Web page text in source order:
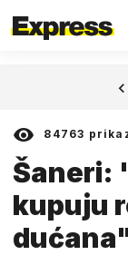
84763
Šaneri:
kupuju